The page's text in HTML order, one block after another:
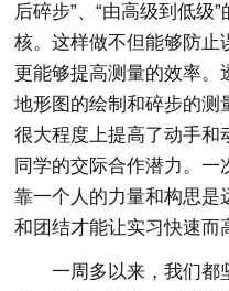
后碎步”、“由高级到低级
核。这样做不但能够防止
更能够提高测量的效率
地形图的绘制和碎步的测
很大程度上提高了动手和
同学的交际合作潜力。
靠一个人的力量和构思是
和团结才能让实习快速而
一周多以来，我们都